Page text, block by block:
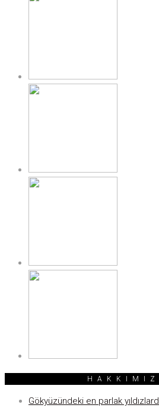
Gökyüzündeki en parlak